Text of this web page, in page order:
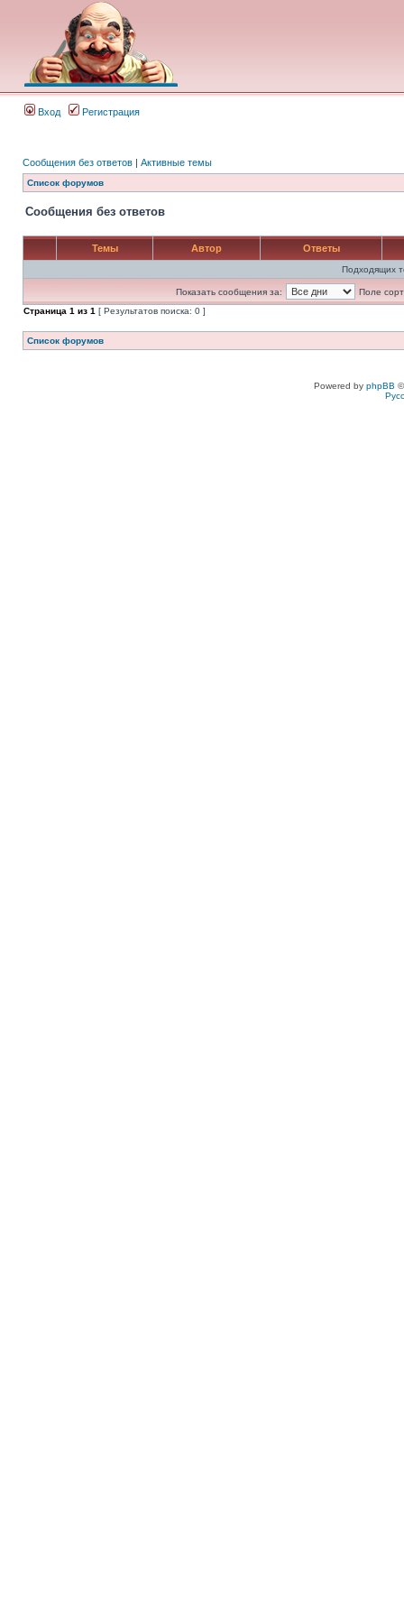
Вход Регистрация
Сообщения без ответов | Активные темы
Список форумов
Сообщения без ответов
Темы Автор Ответы
Подходящих
Показать сообщения за:
Поле
Страница 1 из 1 [ Результатов поиска: 0 ]
Список форумов
Powered by phpBB